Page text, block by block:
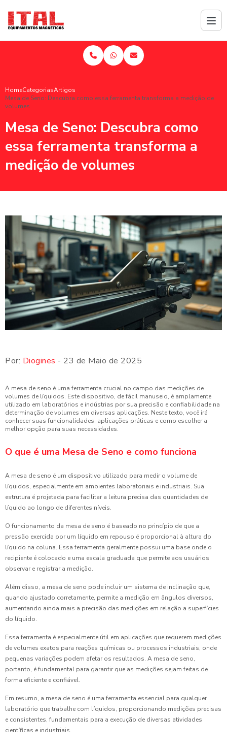
HomeCategoriasArtigos
Mesa de Seno: Descubra como essa ferramenta transforma a medição de
volumes
Mesa de Seno: Descubra como
essa ferramenta transforma a
medição de volumes
Por: Diogines - 23 de Maio de 2025
A mesa de seno é uma ferramenta crucial no campo das medições de
volumes de líquidos. Este dispositivo, de fácil manuseio, é amplamente
utilizado em laboratórios e indústrias por sua precisão e confiabilidade na
determinação de volumes em diversas aplicações. Neste texto, você irá
conhecer suas funcionalidades, aplicações práticas e como escolher a
melhor opção para suas necessidades.
O que é uma Mesa de Seno e como funciona
A mesa de seno é um dispositivo utilizado para medir o volume de
líquidos, especialmente em ambientes laboratoriais e industriais. Sua
estrutura é projetada para facilitar a leitura precisa das quantidades de
líquido ao longo de diferentes níveis.
O funcionamento da mesa de seno é baseado no princípio de que a
pressão exercida por um líquido em repouso é proporcional à altura do
líquido na coluna. Essa ferramenta geralmente possui uma base onde o
recipiente é colocado e uma escala graduada que permite aos usuários
observar e registrar a medição.
Além disso, a mesa de seno pode incluir um sistema de inclinação que,
quando ajustado corretamente, permite a medição em ângulos diversos,
aumentando ainda mais a precisão das medições em relação a superfícies
do líquido.
Essa ferramenta é especialmente útil em aplicações que requerem medições
de volumes exatos para reações químicas ou processos industriais, onde
pequenas variações podem afetar os resultados. A mesa de seno,
portanto, é fundamental para garantir que as medições sejam feitas de
forma eficiente e confiável.
Em resumo, a mesa de seno é uma ferramenta essencial para qualquer
laboratório que trabalhe com líquidos, proporcionando medições precisas
e consistentes, fundamentais para a execução de diversas atividades
científicas e industriais.